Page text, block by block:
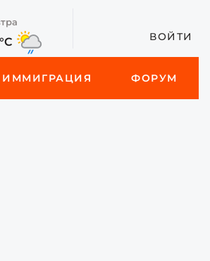
ВОЙТИ
ИММИГРАЦИЯ ФОРУМ